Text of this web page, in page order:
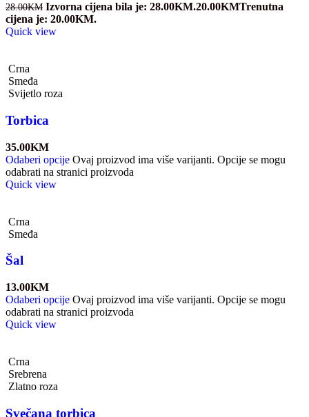
28.00KM Izvorna cijena bila je: 28.00KM.20.00KMTrenutna
cijena je: 20.00KM.
Quick view
Crna
Smeđa
Svijetlo roza
Torbica
35.00KM
Odaberi opcije Ovaj proizvod ima više varijanti. Opcije se mogu
odabrati na stranici proizvoda
Quick view
Crna
Smeđa
Šal
13.00KM
Odaberi opcije Ovaj proizvod ima više varijanti. Opcije se mogu
odabrati na stranici proizvoda
Quick view
Crna
Srebrena
Zlatno roza
Svečana torbica